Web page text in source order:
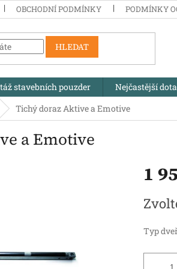
OBCHODNÍ PODMÍNKY PODMÍNKY
HLEDAT
stavebních pouzder Nejčastější
Tichý doraz Aktive a Emotive
a Emotive
1
cena:
Typ